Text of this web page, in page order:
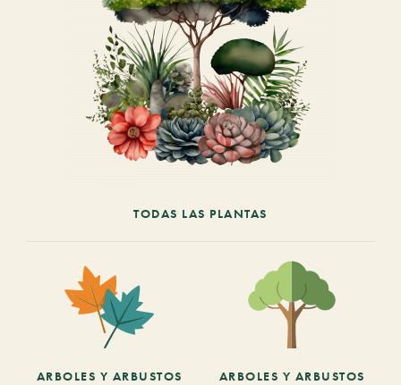
TODAS LAS PLANTAS
ARBOLES Y ARBUSTOS
ARBOLES Y ARBUSTOS